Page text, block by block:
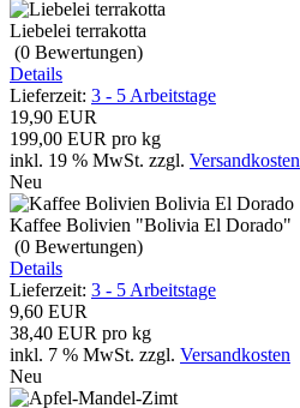
Liebelei terrakotta
(0 Bewertungen)
Details
Lieferzeit: 3 - 5 Arbeitstage
19,90 EUR
199,00 EUR pro kg
inkl. 19 % MwSt. zzgl. Versandkosten
Neu
Kaffee Bolivien "Bolivia El Dorado"
(0 Bewertungen)
Details
Lieferzeit: 3 - 5 Arbeitstage
9,60 EUR
38,40 EUR pro kg
inkl. 7 % MwSt. zzgl. Versandkosten
Neu